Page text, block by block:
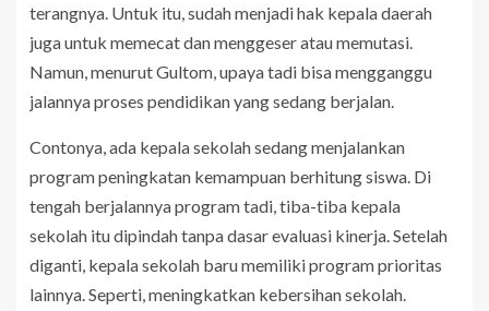
terangnya. Untuk itu, sudah menjadi hak kepala daerah
juga untuk memecat dan menggeser atau memutasi.
Namun, menurut Gultom, upaya tadi bisa mengganggu
jalannya proses pendidikan yang sedang berjalan.
Contonya, ada kepala sekolah sedang menjalankan
program peningkatan kemampuan berhitung siswa. Di
tengah berjalannya program tadi, tiba-tiba kepala
sekolah itu dipindah tanpa dasar evaluasi kinerja. Setelah
diganti, kepala sekolah baru memiliki program prioritas
lainnya. Seperti, meningkatkan kebersihan sekolah.